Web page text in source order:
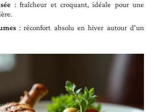
: fraîcheur et croquant, idéale pour une
: réconfort absolu en hiver autour d’un